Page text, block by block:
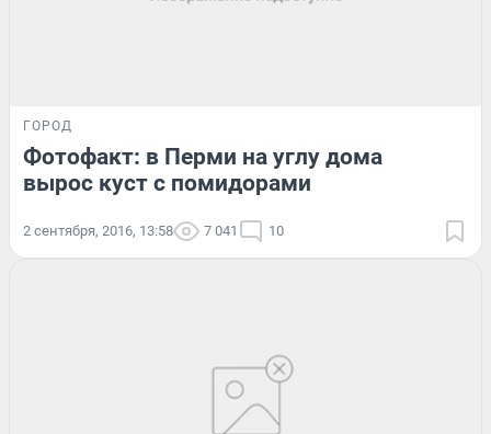
ГОРОД
Фотофакт: в Перми на углу дома
вырос куст с помидорами
2 сентября, 2016, 13:58 7 041 10